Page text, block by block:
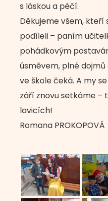
s láskou a péčí.
Děkujeme všem, kteří
podíleli – paním
pohádkovým
úsměvem, plné
ve škole čeká. A my
září znovu setkáme –
lavicích!
Romana PROKOPOVÁ